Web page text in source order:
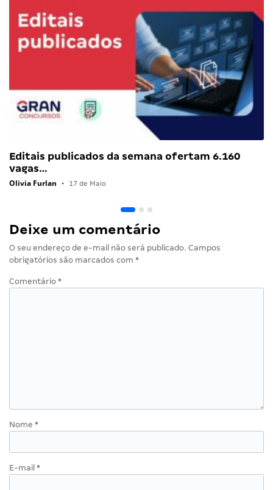
Editais publicados da semana ofertam 6.160
vagas…
Olivia Furlan • 17 de Maio
Deixe um comentário
O seu endereço de e-mail não será publicado. Campos
obrigatórios são marcados com *
Comentário *
Nome *
E-mail *